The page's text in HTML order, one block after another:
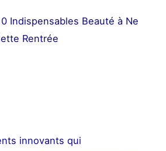
Indispensables Beauté à Ne
Rentrée
innovants qui